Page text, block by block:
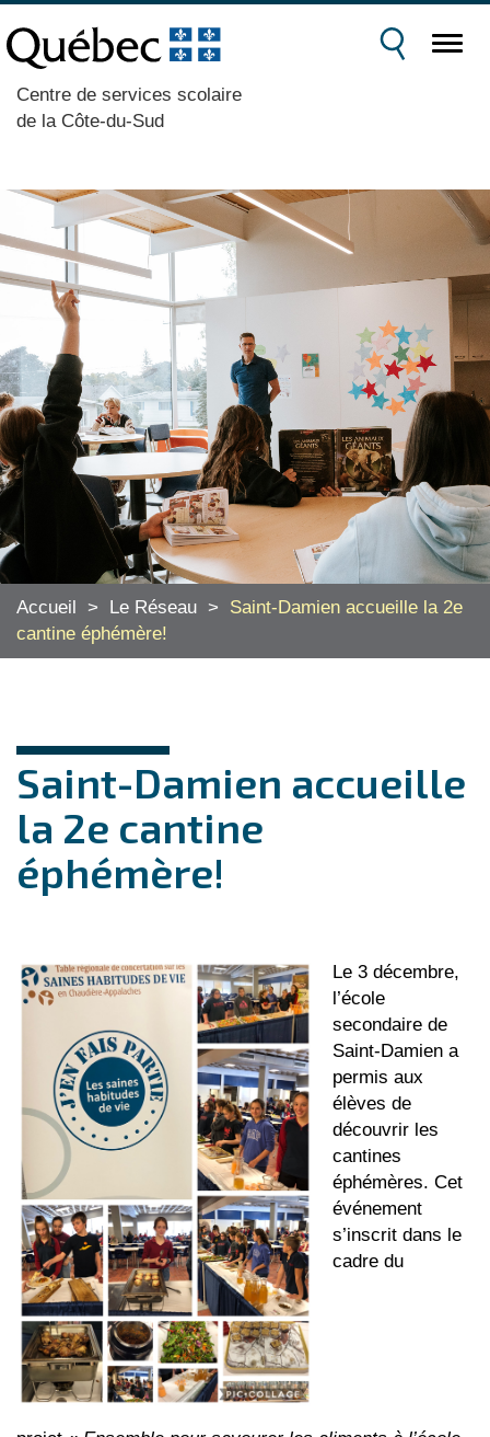
Centre de services scolaire
de la Côte-du-Sud
Accueil > Le Réseau >
Saint-Damien accueille la 2e
cantine éphémère!
Saint-Damien accueille
la 2e cantine
éphémère!
Le 3 décembre,
l’école
secondaire de
Saint-Damien a
permis aux
élèves de
découvrir les
cantines
éphémères. Cet
événement
s’inscrit dans le
cadre du